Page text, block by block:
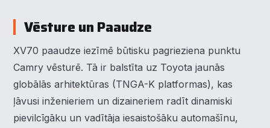
Vēsture un Paaudze
XV70 paaudze iezīmē būtisku pagrieziena punktu
Camry vēsturē. Tā ir balstīta uz Toyota jaunās
globālās arhitektūras (TNGA-K platformas), kas
ļāvusi inženieriem un dizaineriem radīt dinamiski
pievilcīgāku un vadītāja iesaistošāku automašīnu,